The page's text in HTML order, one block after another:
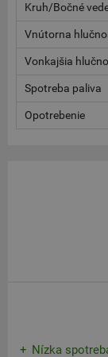
Kruh/Bočné
Vnútorna
Vonkajšia
Spotreba paliva
Opotrebenie
Nízka